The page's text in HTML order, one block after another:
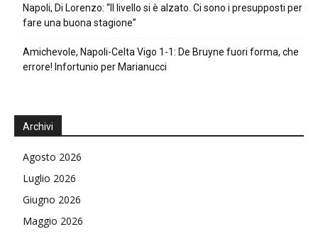
Napoli, Di Lorenzo: “Il livello si è alzato. Ci sono i presupposti per
fare una buona stagione”
Amichevole, Napoli-Celta Vigo 1-1: De Bruyne fuori forma, che
errore! Infortunio per Marianucci
Archivi
Agosto 2026
Luglio 2026
Giugno 2026
Maggio 2026